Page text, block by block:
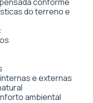
do terreno e
e externas
ambiental